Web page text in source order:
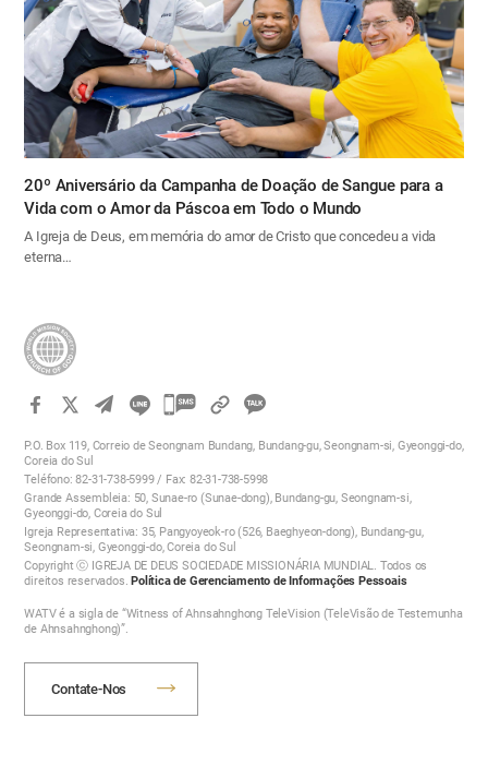
20º Aniversário da Campanha de Doação de Sangue para a
Vida com o Amor da Páscoa em Todo o Mundo
A Igreja de Deus, em memória do amor de Cristo que concedeu a vida
eterna…
카
오
톡
공
유
하
기
P.O. Box 119, Correio de Seongnam Bundang, Bundang-gu, Seongnam-si, Gyeonggi-do,
Coreia do Sul
Teléfono: 82-31-738-5999 / Fax: 82-31-738-5998
Grande Assembleia: 50, Sunae-ro (Sunae-dong), Bundang-gu, Seongnam-si,
Gyeonggi-do, Coreia do Sul
Igreja Representativa: 35, Pangyoyeok-ro (526, Baeghyeon-dong), Bundang-gu,
Seongnam-si, Gyeonggi-do, Coreia do Sul
Copyright ⓒ IGREJA DE DEUS SOCIEDADE MISSIONÁRIA MUNDIAL. Todos os
direitos reservados. Política de Gerenciamento de Informações Pessoais
WATV é a sigla de “Witness of Ahnsahnghong TeleVision (TeleVisão de Testemunha
de Ahnsahnghong)”.
Contate-Nos